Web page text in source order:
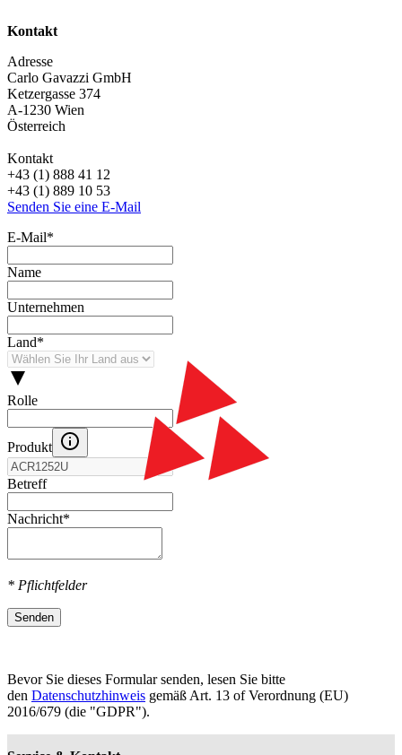
Kontakt
Adresse
Carlo Gavazzi GmbH
Ketzergasse 374
A-1230 Wien
Österreich
Kontakt
+43 (1) 888 41 12
+43 (1) 889 10 53
Senden Sie eine E-Mail
E-Mail*
Name
Unternehmen
Land*
Rolle
Produkt
Betreff
Nachricht*
* Pflichtfelder
Senden
Bevor Sie dieses Formular senden, lesen Sie bitte
den Datenschutzhinweis gemäß Art. 13 оf Verordnung (EU)
2016/679 (die "GDPR").